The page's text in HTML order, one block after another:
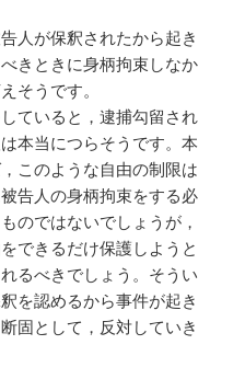
人が保釈されたから起き
きときに身柄拘束しなか
そうです。
ていると，逮捕勾留され
本当につらそうです。本
このような自由の制限は
告人の身柄拘束をする必
のではないでしょうが，
できるだけ保護しようと
るべきでしょう。そうい
を認めるから事件が起き
固として，反対していき